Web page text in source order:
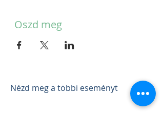
Oszd meg
Nézd meg a többi eseményt